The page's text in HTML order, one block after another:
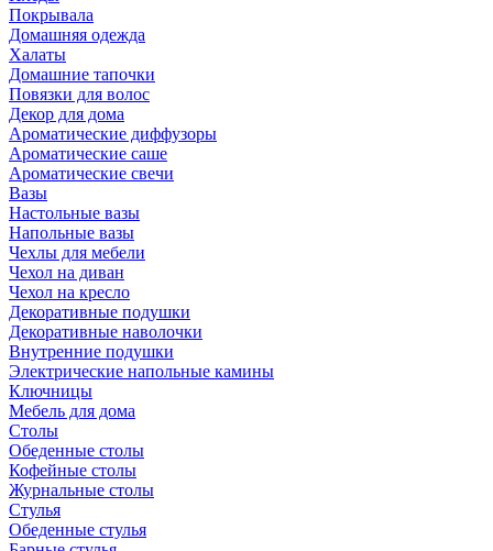
Покрывала
Домашняя одежда
Халаты
Домашние тапочки
Повязки для волос
Декор для дома
Ароматические диффузоры
Ароматические саше
Ароматические свечи
Вазы
Настольные вазы
Напольные вазы
Чехлы для мебели
Чехол на диван
Чехол на кресло
Декоративные подушки
Декоративные наволочки
Внутренние подушки
Электрические напольные камины
Ключницы
Мебель для дома
Столы
Обеденные столы
Кофейные столы
Журнальные столы
Стулья
Обеденные стулья